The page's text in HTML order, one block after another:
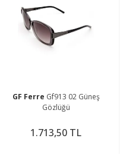
GF Ferre Gf913 02 Güneş
Gözlüğü
1.713,50 TL